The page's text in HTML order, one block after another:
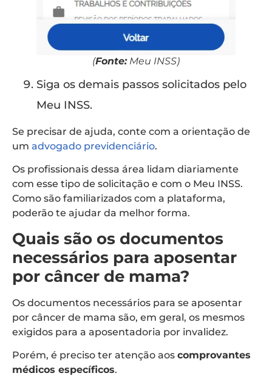
(Fonte:Meu INSS)
Siga os demais passos solicitados pelo
Meu INSS.
Se precisar de ajuda, conte com a orientação de
um advogado previdenciário.
Os profissionais dessa área lidam diariamente
com esse tipo de solicitação e com o Meu INSS.
Como são familiarizados com a plataforma,
poderão te ajudar da melhor forma.
Quais são os documentos
necessários para aposentar
por câncer de mama?
Os documentos necessários para se aposentar
por câncer de mama são, em geral, os mesmos
exigidos para a aposentadoria por invalidez.
Porém, é preciso ter atenção aos comprovantes
médicos específicos.